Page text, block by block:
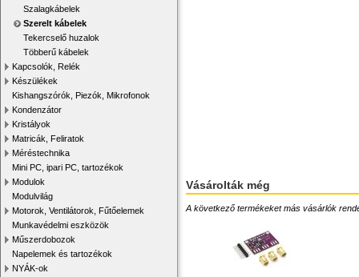
Szalagkábelek
Szerelt kábelek
Tekercselő huzalok
Többerű kábelek
Kapcsolók, Relék
Készülékek
Kishangszórók, Piezók, Mikrofonok
Kondenzátor
Kristályok
Matricák, Feliratok
Méréstechnika
Mini PC, ipari PC, tartozékok
Modulok
Modulvilág
Motorok, Ventilátorok, Fűtőelemek
Munkavédelmi eszközök
Műszerdobozok
Napelemek és tartozékok
NYÁK-ok
Vásárolták még
A következő termékeket más vásárlók